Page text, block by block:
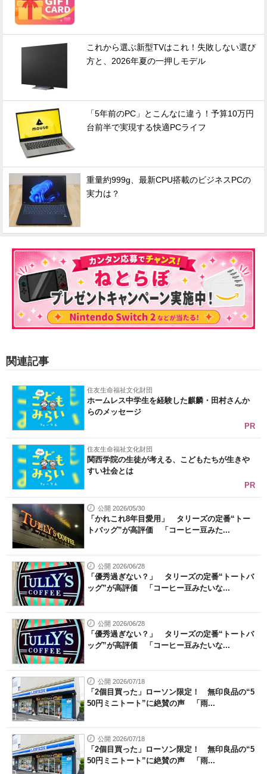
これから選ぶ新型TVはこれ！失敗しない選び
方と、2026年夏の一押しモデル
「5年前のPC」とこんなに違う！予算10万円
台前半で実現する快適PCライフ
重量約999g、最新CPU搭載のビジネスPCの
実力は？
関連記事
住友生命福祉文化財団
ホームレス中学生を経験した麒麟・田村さんか
らのメッセージ
PR
住友生命福祉文化財団
関西学院の生徒が考える、こどもたちが生きや
すい社会とは
PR
公開 2026/05/30
「かれこれ8年目愛用」 タリーズの定番“トー
トバッグ”が高評価 「コーヒー豆みた...
公開 2026/06/28
「優秀過ぎない？」 タリーズの定番“トートバ
ッグ”が高評価 「コーヒー豆みたいな...
公開 2026/06/28
「優秀過ぎない？」 タリーズの定番“トートバ
ッグ”が高評価 「コーヒー豆みたいな...
公開 2026/07/18
「2個目買った」ローソン限定！ 無印良品の“5
50円ミニトート”に絶賛の声 「雨...
公開 2026/07/18
「2個目買った」ローソン限定！ 無印良品の“5
50円ミニトート”に絶賛の声 「雨...